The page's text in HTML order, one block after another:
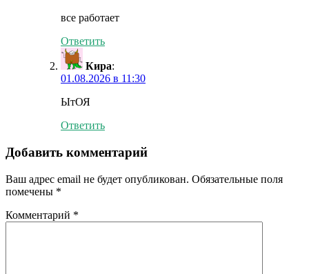
все работает
Ответить
Кира:
01.08.2026 в 11:30
ЫтОЯ
Ответить
Добавить комментарий
Ваш адрес email не будет опубликован. Обязательные поля
помечены *
Комментарий *